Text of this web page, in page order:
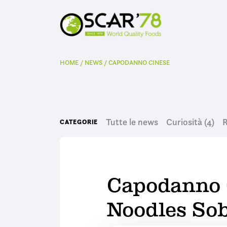
HOME / NEWS /CAPODANNO CINESE
CATEGORIE Tutte le news Curiosità (4)
Capodanno
Noodles